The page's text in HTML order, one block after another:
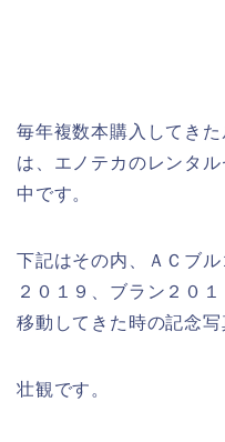
毎年複数本購入してき
は、エノテカのレンタ
中です。
下記はその内、ＡＣブ
２０１９、ブラン２０
移動してきた時の記念写
壮観です。